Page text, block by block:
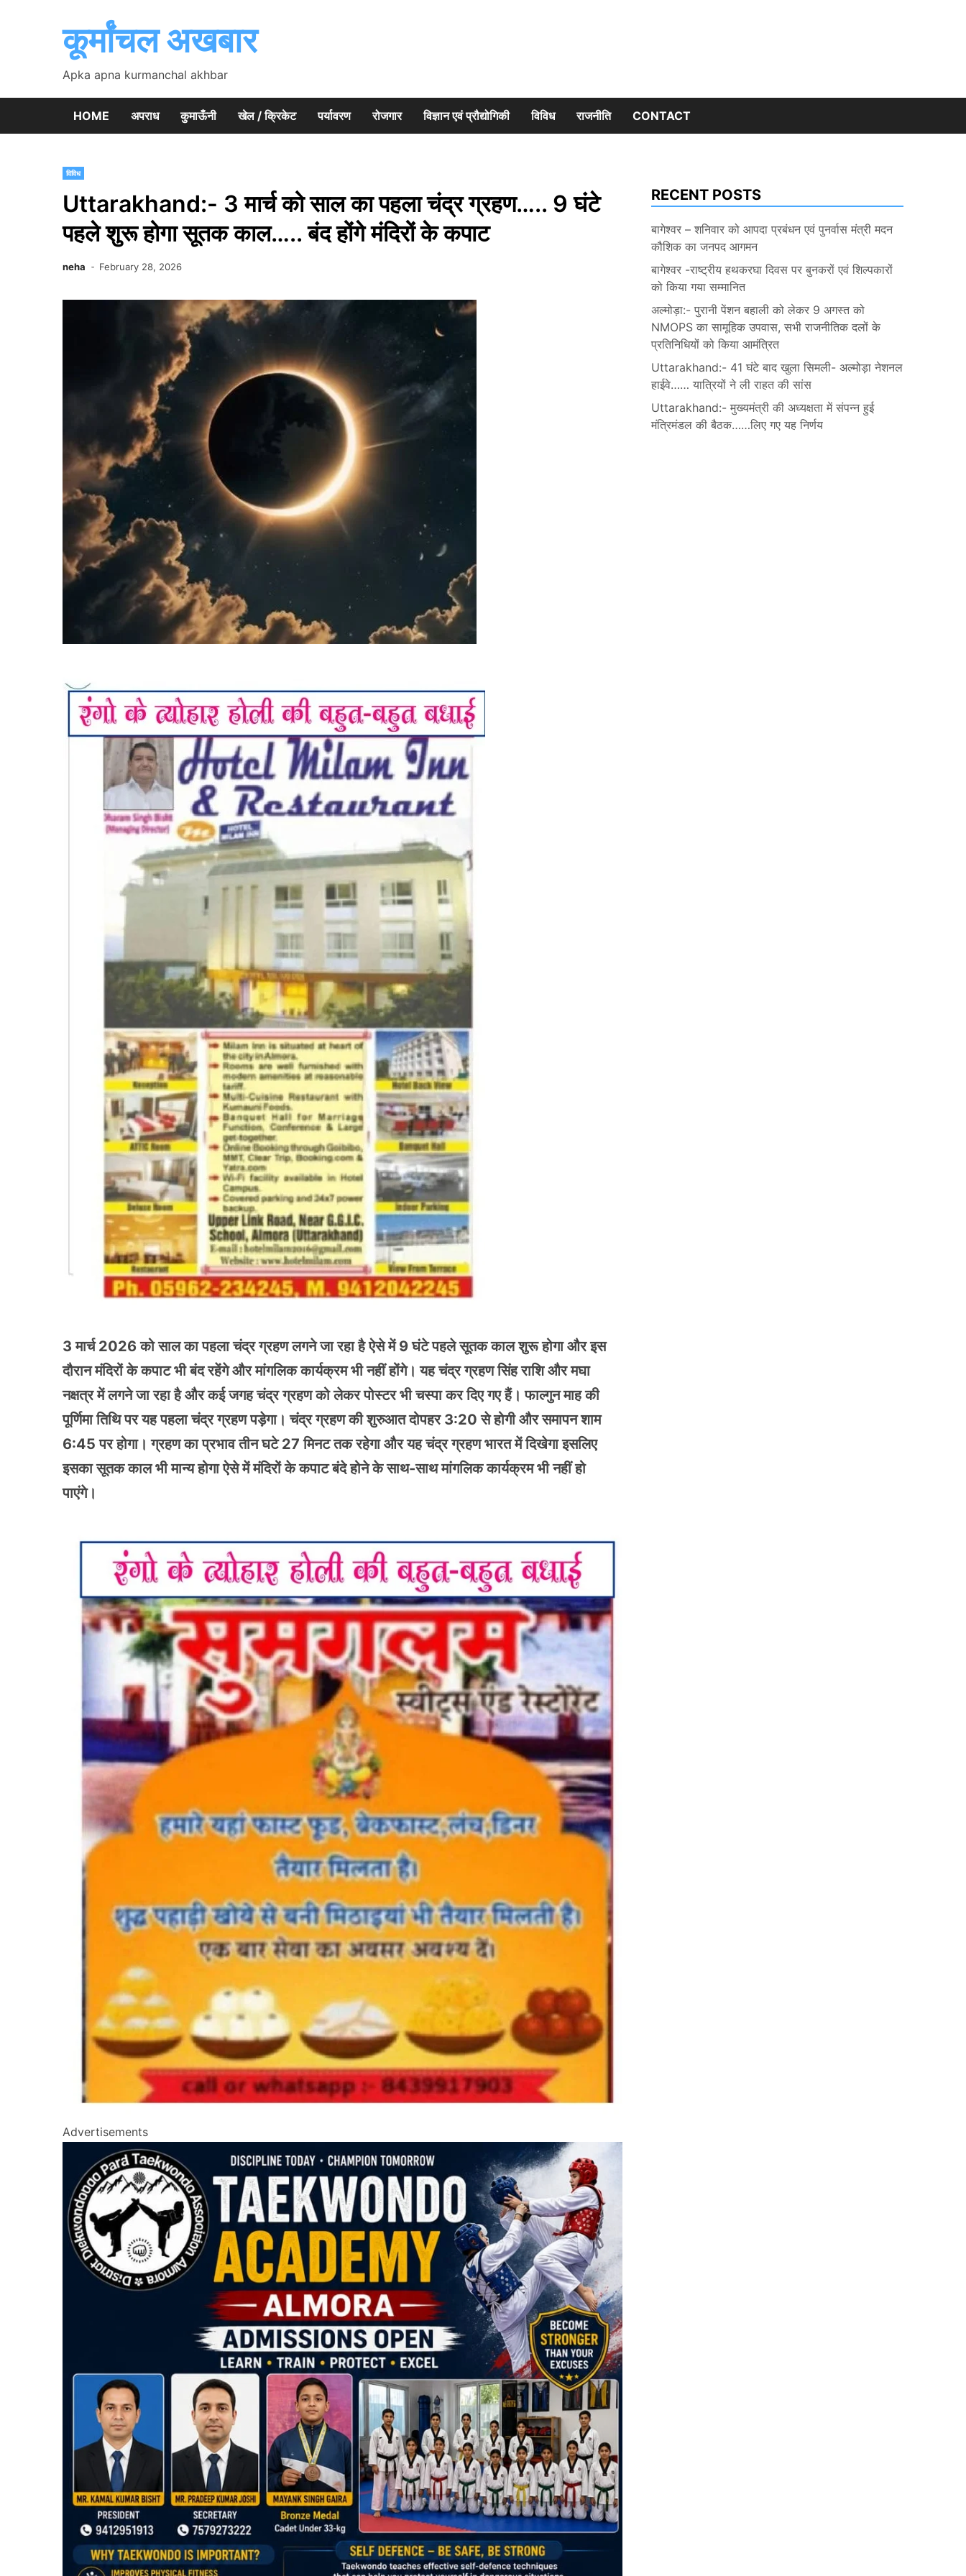
कूर्मांचल अखबार
Apka apna kurmanchal akhbar
HOME अपराध कुमाऊँनी खेल / क्रिकेट पर्यावरण रोजगार विज्ञान एवं प्रौद्योगिकी विविध राजनीति CONTACT
विविध
Uttarakhand:- 3 मार्च को साल का पहला चंद्र ग्रहण….. 9 घंटे
पहले शुरू होगा सूतक काल….. बंद होंगे मंदिरों के कपाट
neha February 28, 2026
3 मार्च 2026 को साल का पहला चंद्र ग्रहण लगने जा रहा है ऐसे में 9 घंटे पहले सूतक काल शुरू होगा और इस
दौरान मंदिरों के कपाट भी बंद रहेंगे और मांगलिक कार्यक्रम भी नहीं होंगे। यह चंद्र ग्रहण सिंह राशि और मघा
नक्षत्र में लगने जा रहा है और कई जगह चंद्र ग्रहण को लेकर पोस्टर भी चस्पा कर दिए गए हैं। फाल्गुन माह की
पूर्णिमा तिथि पर यह पहला चंद्र ग्रहण पड़ेगा। चंद्र ग्रहण की शुरुआत दोपहर 3:20 से होगी और समापन शाम
6:45 पर होगा। ग्रहण का प्रभाव तीन घटे 27 मिनट तक रहेगा और यह चंद्र ग्रहण भारत में दिखेगा इसलिए
इसका सूतक काल भी मान्य होगा ऐसे में मंदिरों के कपाट बंदे होने के साथ-साथ मांगलिक कार्यक्रम भी नहीं हो
पाएंगे।
Advertisements
RECENT POSTS
बागेश्वर – शनिवार को आपदा प्रबंधन एवं पुनर्वास मंत्री मदन
कौशिक का जनपद आगमन
बागेश्वर -राष्ट्रीय हथकरघा दिवस पर बुनकरों एवं शिल्पकारों
को किया गया सम्मानित
अल्मोड़ा:- पुरानी पेंशन बहाली को लेकर 9 अगस्त को
NMOPS का सामूहिक उपवास, सभी राजनीतिक दलों के
प्रतिनिधियों को किया आमंत्रित
Uttarakhand:- 41 घंटे बाद खुला सिमली- अल्मोड़ा नेशनल
हाईवे…… यात्रियों ने ली राहत की सांस
Uttarakhand:- मुख्यमंत्री की अध्यक्षता में संपन्न हुई
मंत्रिमंडल की बैठक……लिए गए यह निर्णय